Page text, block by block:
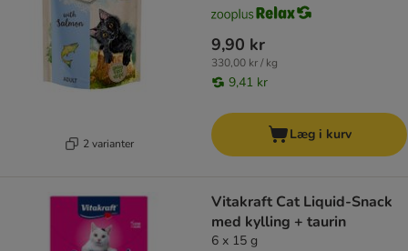
2 varianter
9,90 kr
330,00 kr / kg
9,41 kr
Læg i kurv
Vitakraft Cat Liquid-Snack
med kylling + taurin
6 x 15 g